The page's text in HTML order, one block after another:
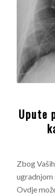
Upute
Zbog
Ovdje